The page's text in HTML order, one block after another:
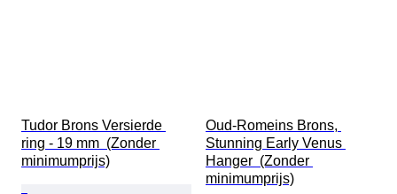
Tudor Brons Versierde
ring - 19 mm  (Zonder
minimumprijs)
Oud-Romeins Brons,
Stunning Early Venus
Hanger  (Zonder
minimumprijs)